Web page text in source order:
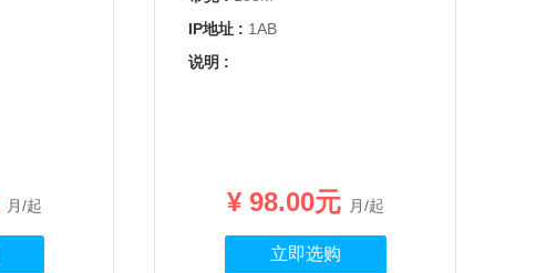
月/起
IP地址 : 1AB
说明 :
¥ 98.00元 月/起
立即选购